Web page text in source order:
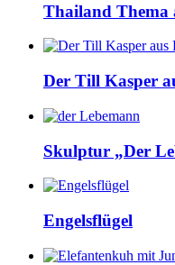
Thailand Thema
Der Till Kasper
Skulptur „Der
Engelsflügel